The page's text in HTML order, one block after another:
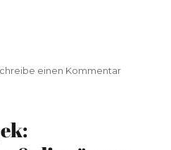
einen Kommentarzu